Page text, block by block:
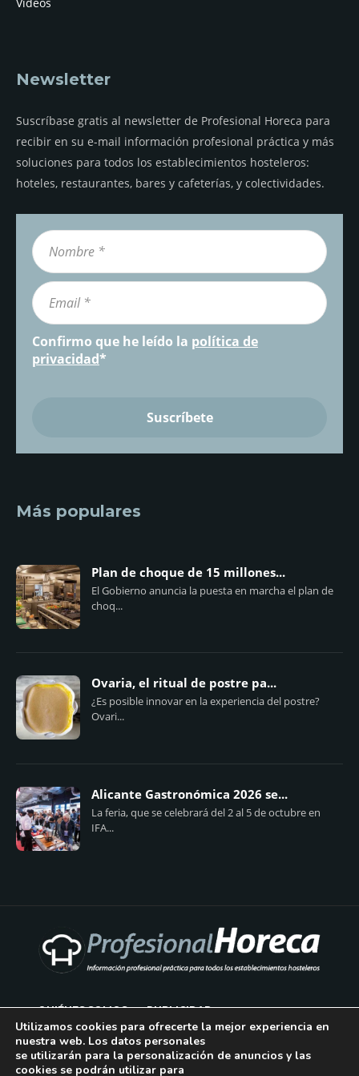
Newsletter
Suscríbase gratis al newsletter de Profesional Horeca para
recibir en su e-mail información profesional práctica y más
soluciones para todos los establecimientos hosteleros:
hoteles, restaurantes, bares y cafeterías, y colectividades.
Confirmo que he leído la política de
privacidad*
Más populares
Plan de choque de 15 millones...
El Gobierno anuncia la puesta en marcha el plan de
choq...
Ovaria, el ritual de postre pa...
¿Es posible innovar en la experiencia del postre?
Ovari...
Alicante Gastronómica 2026 se...
La feria, que se celebrará del 2 al 5 de octubre en
IFA...
QUIÉNES SOMOS PUBLICIDAD
AVISO LEGAL
Utilizamos cookies para ofrecerte la mejor experiencia en
nuestra web. Los datos personales
se utilizarán para la personalización de anuncios y las
cookies se podrán utilizar para